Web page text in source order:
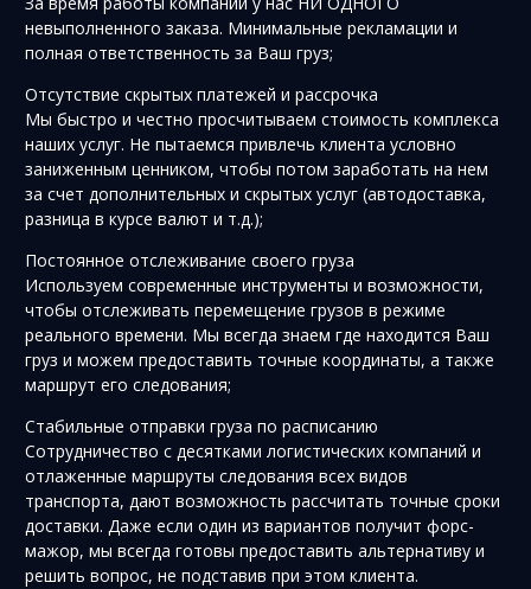
невыполненного заказа. Минимальные рекламации и
полная ответственность за Ваш груз;
Отсутствие скрытых платежей и рассрочка
Мы быстро и честно просчитываем стоимость комплекса
наших услуг. Не пытаемся привлечь клиента условно
заниженным ценником, чтобы потом заработать на нем
за счет дополнительных и скрытых услуг (автодоставка,
разница в курсе валют и т.д.);
Постоянное отслеживание своего груза
Используем современные инструменты и возможности,
чтобы отслеживать перемещение грузов в режиме
реального времени. Мы всегда знаем где находится Ваш
груз и можем предоставить точные координаты, а также
маршрут его следования;
Стабильные отправки груза по расписанию
Сотрудничество с десятками логистических компаний и
отлаженные маршруты следования всех видов
транспорта, дают возможность рассчитать точные сроки
доставки. Даже если один из вариантов получит форс-
мажор, мы всегда готовы предоставить альтернативу и
решить вопрос, не подставив при этом клиента.